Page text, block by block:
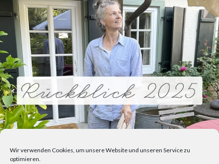
Wir verwenden Cookies, um unsere Website und unseren Service zu
optimieren.